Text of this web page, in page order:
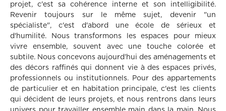
projet, c'est sa cohérence interne et son intelligibilité.
Revenir toujours sur le même sujet, devenir "un
spécialiste", c'est d'abord une école de sérieux et
d'humilité. Nous transformons les espaces pour mieux
vivre ensemble, souvent avec une touche colorée et
subtile. Nous concevons aujourd’hui des aménagements et
des décors raffinés qui donnent vie à des espaces privés,
professionnels ou institutionnels. Pour des appartements
de particulier et en habitation principale, c'est les clients
qui décident de leurs projets, et nous rentrons dans leurs